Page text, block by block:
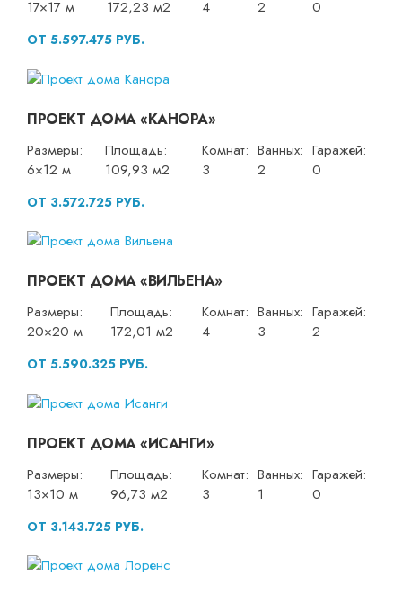
17×17 м
172,23 м2
4
2
0
ОТ 5.597.475 РУБ.
ПРОЕКТ ДОМА «КАНОРА»
Размеры:
6×12 м
Площадь:
109,93 м2
Комнат:
3
Ванных:
2
Гаражей:
0
ОТ 3.572.725 РУБ.
ПРОЕКТ ДОМА «ВИЛЬЕНА»
Размеры:
20×20 м
Площадь:
172,01 м2
Комнат:
4
Ванных:
3
Гаражей:
2
ОТ 5.590.325 РУБ.
ПРОЕКТ ДОМА «ИСАНГИ»
Размеры:
13×10 м
Площадь:
96,73 м2
Комнат:
3
Ванных:
1
Гаражей:
0
ОТ 3.143.725 РУБ.